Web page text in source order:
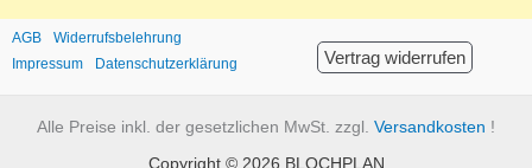
AGB
Widerrufsbelehrung
Impressum
Datenschutzerklärung Vertrag widerrufen
Alle Preise inkl. der gesetzlichen MwSt. zzgl. Versandkosten !
Copyright © 2026 BLOCHPLAN